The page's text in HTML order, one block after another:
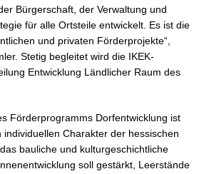
Bürgerschaft, der Verwaltung und
für alle Ortsteile entwickelt. Es ist die
und privaten Förderprojekte“,
Stetig begleitet wird die IKEK-
Entwicklung Ländlicher Raum des
Förderprogramms Dorfentwicklung ist
Charakter der hessischen
bauliche und kulturgeschichtliche
soll gestärkt, Leerstände